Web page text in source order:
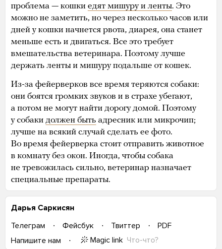
проблема — кошки едят мишуру и ленты. Это
можно не заметить, но через несколько часов или
дней у кошки начнется рвота, диарея, она станет
меньше есть и двигаться. Все это требует
вмешательства ветеринара. Поэтому лучше
держать ленты и мишуру подальше от кошек.
Из-за фейерверков все время теряются собаки:
они боятся громких звуков и в страхе убегают,
а потом не могут найти дорогу домой. Поэтому
у собаки должен быть адресник или микрочип;
лучше на всякий случай сделать ее фото.
Во время фейерверка стоит отправить животное
в комнату без окон. Иногда, чтобы собака
не тревожилась сильно, ветеринар назначает
специальные препараты.
Дарья Саркисян
Телеграм
Фейсбук Твиттер
PDF
Напишите нам
Magic link Что-что?